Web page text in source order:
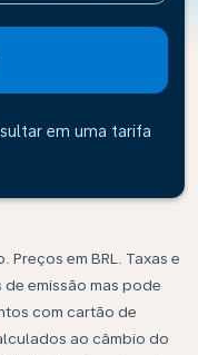
em uma tarifa
em BRL. Taxas e
emissão mas pode
com cartão de
ao câmbio do